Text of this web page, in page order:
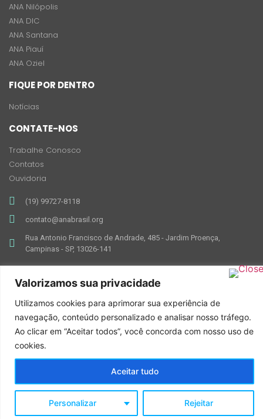
Valorizamos sua privacidade
Utilizamos cookies para aprimorar sua experiência de
navegação, conteúdo personalizado e analisar nosso tráfego.
Ao clicar em “Aceitar todos”, você concorda com nosso uso de
cookies.
Personalizar Rejeitar
Aceitar tudo
ANA Nilópolis
ANA DIC
ANA Santana
ANA Piauí
ANA Oziel
FIQUE POR DENTRO
Notícias
CONTATE-NOS
Trabalhe Conosco
Contatos
Ouvidoria
(19) 99727-8118
contato@anabrasil.org
Rua Antonio Francisco de Andrade, 485 - Jardim Proença,
Campinas - SP, 13026-141
Feito com ♥ por Mkt ANA Brasil